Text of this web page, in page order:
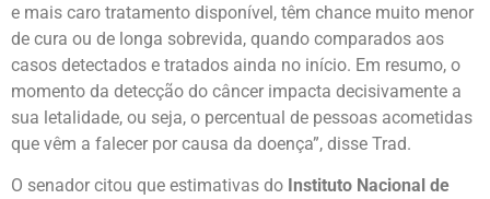
e mais caro tratamento disponível, têm chance muito menor
de cura ou de longa sobrevida, quando comparados aos
casos detectados e tratados ainda no início. Em resumo, o
momento da detecção do câncer impacta decisivamente a
sua letalidade, ou seja, o percentual de pessoas acometidas
que vêm a falecer por causa da doença”, disse Trad.
O senador citou que estimativas do Instituto Nacional de